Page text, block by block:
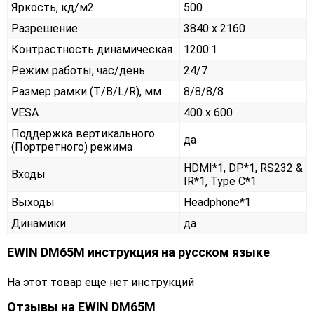
Яркость, кд/м2
500
Разрешение
3840 x 2160
Контрастность динамическая
1200:1
Режим работы, час/день
24/7
Размер рамки (T/B/L/R), мм
8/8/8/8
VESA
400 x 600
Поддержка вертикального
(Портретного) режима
да
Входы
HDMI*1, DP*1, RS232 &
IR*1, Type C*1
Выходы
Headphone*1
Динамики
да
EWIN DM65M инструкция на русском языке
На этот товар еще нет инструкций
Отзывы на EWIN DM65M